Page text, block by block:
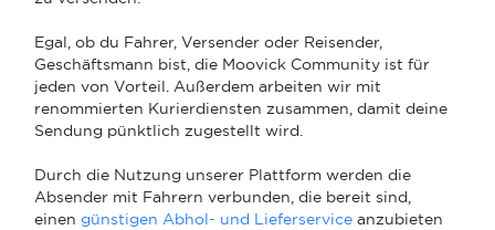
Egal, ob du Fahrer, Versender oder Reisender,
Geschäftsmann bist, die Moovick Community ist für
jeden von Vorteil. Außerdem arbeiten wir mit
renommierten Kurierdiensten zusammen, damit deine
Sendung pünktlich zugestellt wird.
Durch die Nutzung unserer Plattform werden die
Absender mit Fahrern verbunden, die bereit sind,
einen günstigen Abhol- und Lieferservice anzubieten